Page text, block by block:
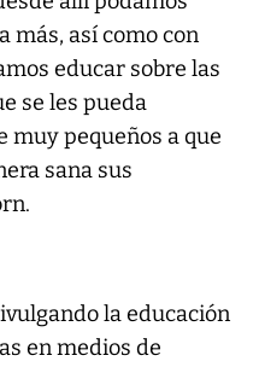
así como con
educar sobre las
se les pueda
muy pequeños a que
sana sus
la educación
en medios de